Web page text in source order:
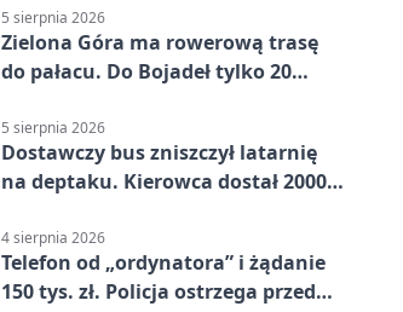
5 sierpnia 2026
Zielona Góra ma rowerową trasę
do pałacu. Do Bojadeł tylko 20
5 sierpnia 2026
Dostawczy bus zniszczył latarnię
na deptaku. Kierowca dostał 2000
4 sierpnia 2026
Telefon od „ordynatora” i żądanie
150 tys. zł. Policja ostrzega przed